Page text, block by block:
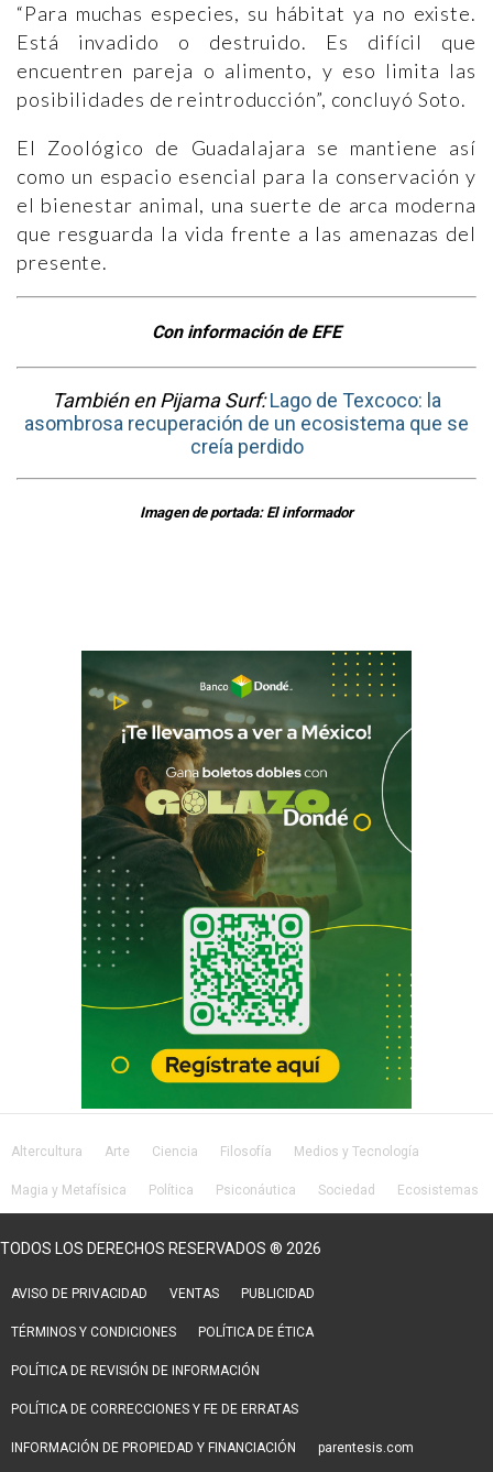
“Para muchas especies, su hábitat ya no existe.
Está invadido o destruido. Es difícil que
encuentren pareja o alimento, y eso limita las
posibilidades de reintroducción”, concluyó Soto.
El Zoológico de Guadalajara se mantiene así
como un espacio esencial para la conservación y
el bienestar animal, una suerte de arca moderna
que resguarda la vida frente a las amenazas del
presente.
Con información de EFE
También en Pijama Surf:Lago de Texcoco: la
asombrosa recuperación de un ecosistema que se
creía perdido
Imagen de portada: El informador
Altercultura Arte Ciencia Filosofía Medios y Tecnología
Magia y Metafísica Política Psiconáutica Sociedad Ecosistemas
TODOS LOS DERECHOS RESERVADOS ® 2026
AVISO DE PRIVACIDAD VENTAS PUBLICIDAD
TÉRMINOS Y CONDICIONES POLÍTICA DE ÉTICA
POLÍTICA DE REVISIÓN DE INFORMACIÓN
POLÍTICA DE CORRECCIONES Y FE DE ERRATAS
INFORMACIÓN DE PROPIEDAD Y FINANCIACIÓN parentesis.com